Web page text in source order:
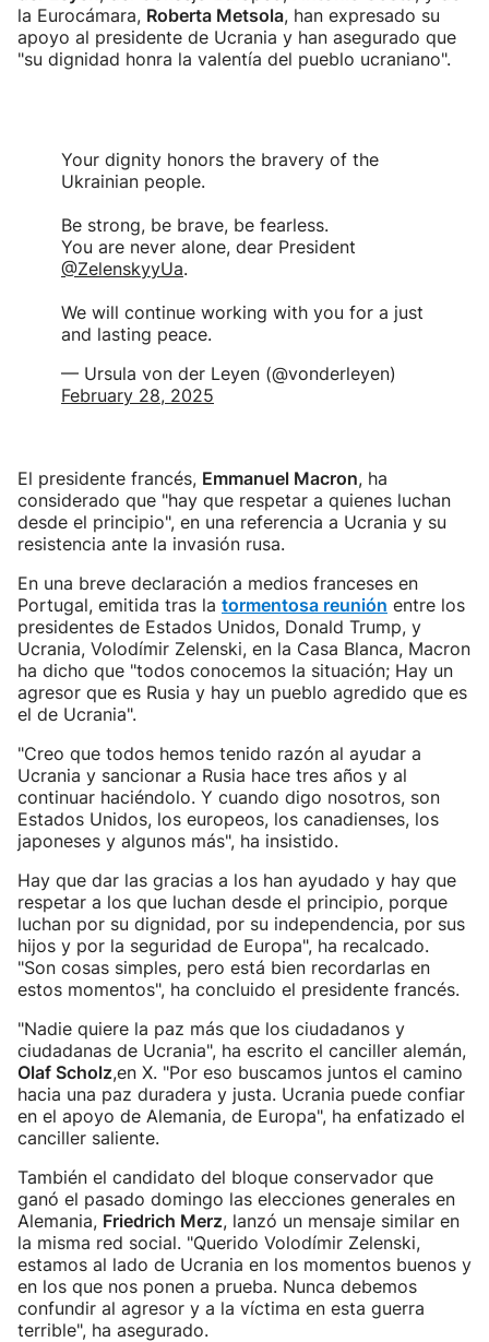
la Eurocámara, Roberta Metsola, han expresado su
apoyo al presidente de Ucrania y han asegurado que
"su dignidad honra la valentía del pueblo ucraniano".
Your dignity honors the bravery of the
Ukrainian people.
Be strong, be brave, be fearless.
You are never alone, dear President
@ZelenskyyUa.
We will continue working with you for a just
and lasting peace.
— Ursula von der Leyen (@vonderleyen)
February 28, 2025
El presidente francés, Emmanuel Macron, ha
considerado que "hay que respetar a quienes luchan
desde el principio", en una referencia a Ucrania y su
resistencia ante la invasión rusa.
En una breve declaración a medios franceses en
Portugal, emitida tras la tormentosa reunión entre los
presidentes de Estados Unidos, Donald Trump, y
Ucrania, Volodímir Zelenski, en la Casa Blanca, Macron
ha dicho que "todos conocemos la situación; Hay un
agresor que es Rusia y hay un pueblo agredido que es
el de Ucrania".
"Creo que todos hemos tenido razón al ayudar a
Ucrania y sancionar a Rusia hace tres años y al
continuar haciéndolo. Y cuando digo nosotros, son
Estados Unidos, los europeos, los canadienses, los
japoneses y algunos más", ha insistido.
Hay que dar las gracias a los han ayudado y hay que
respetar a los que luchan desde el principio, porque
luchan por su dignidad, por su independencia, por sus
hijos y por la seguridad de Europa", ha recalcado.
"Son cosas simples, pero está bien recordarlas en
estos momentos", ha concluido el presidente francés.
"Nadie quiere la paz más que los ciudadanos y
ciudadanas de Ucrania", ha escrito el canciller alemán,
Olaf Scholz,en X. "Por eso buscamos juntos el camino
hacia una paz duradera y justa. Ucrania puede confiar
en el apoyo de Alemania, de Europa", ha enfatizado el
canciller saliente.
También el candidato del bloque conservador que
ganó el pasado domingo las elecciones generales en
Alemania, Friedrich Merz, lanzó un mensaje similar en
la misma red social. "Querido Volodímir Zelenski,
estamos al lado de Ucrania en los momentos buenos y
en los que nos ponen a prueba. Nunca debemos
confundir al agresor y a la víctima en esta guerra
terrible", ha asegurado.